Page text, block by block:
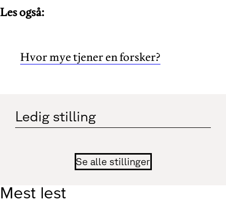
Les også:
Hvor mye tjener en forsker?
Ledig stilling
Se alle stillinger
Mest lest